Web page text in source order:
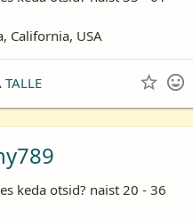
California, USA
TALLE  
keda otsid? naist 20 - 36